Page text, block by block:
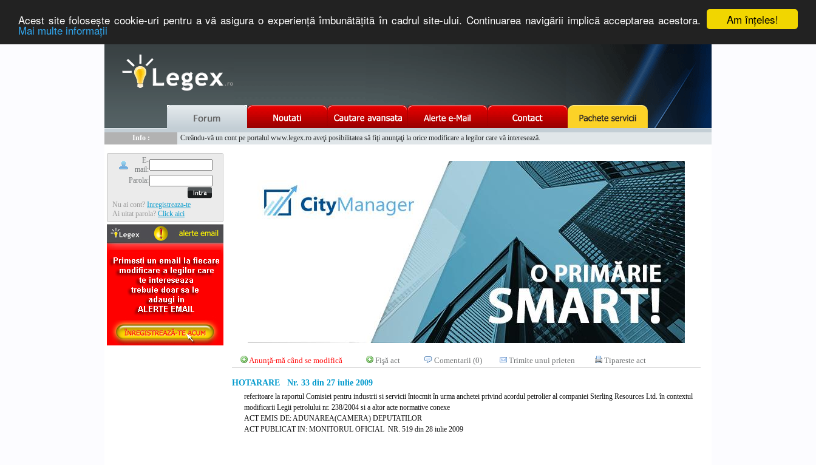
Am înţeles!
Acest site foloseşte cookie-uri pentru a vă asigura o experienţă îmbunătăţită în cadrul site-ului. Continuarea navigării implică acceptarea acestora.
Mai multe informaţii
Info :
Creându-vă un cont pe portalul www.legex.ro aveţi posibilitatea să fiţi anunţaţi la orice modificare a legilor care vă interesează.
E-
mail:
Parola:
Nu ai cont? Inregistreaza-te
Ai uitat parola? Click aici
Anunţă-mă când se modifică Fişă act Comentarii (0) Trimite unui prieten Tipareste act
HOTARARE Nr. 33 din 27 iulie 2009
referitoare la raportul Comisiei pentru industrii si servicii întocmit în urma anchetei privind acordul petrolier al companiei Sterling Resources Ltd. în contextul
modificarii Legii petrolului nr. 238/2004 si a altor acte normative conexe
ACT EMIS DE: ADUNAREA(CAMERA) DEPUTATILOR
ACT PUBLICAT IN: MONITORUL OFICIAL NR. 519 din 28 iulie 2009